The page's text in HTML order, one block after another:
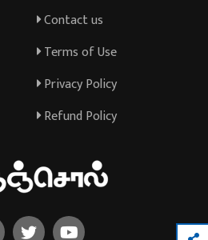
Contact us
Terms of Use
Privacy Policy
Refund Policy